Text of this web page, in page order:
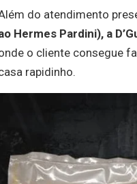
do atendimento
Hermes Pardini), a
o cliente consegue
rapidinho.